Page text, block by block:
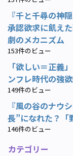
『千と千尋の神
承認欲求に飢え
劇のメカニズム
153件のビュー
「欲しい＝正義
ンフレ時代の強
149件のビュー
『風の谷のナウ
長”になれた？「
146件のビュー
カテゴリー